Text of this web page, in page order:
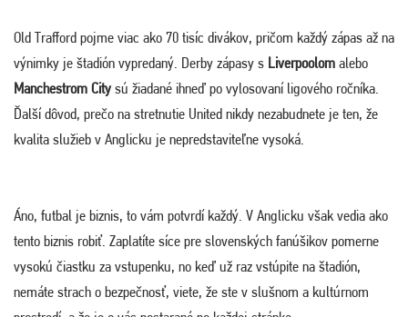
Old Trafford pojme viac ako 70 tisíc divákov, pričom každý zápas až na
výnimky je štadión vypredaný. Derby zápasy s Liverpoolom alebo
Manchestrom Citysú žiadané ihneď po vylosovaní ligového ročníka.
Ďalší dôvod, prečo na stretnutie United nikdy nezabudnete je ten, že
kvalita služieb v Anglicku je nepredstaviteľne vysoká.
Áno, futbal je biznis, to vám potvrdí každý. V Anglicku však vedia ako
tento biznis robiť. Zaplatíte síce pre slovenských fanúšikov pomerne
vysokú čiastku za vstupenku, no keď už raz vstúpite na štadión,
nemáte strach o bezpečnosť, viete, že ste v slušnom a kultúrnom